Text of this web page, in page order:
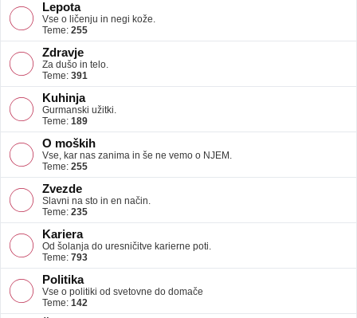
Lepota
Vse o ličenju in negi kože.
Teme: 255
Zdravje
Za dušo in telo.
Teme: 391
Kuhinja
Gurmanski užitki.
Teme: 189
O moških
Vse, kar nas zanima in še ne vemo o NJEM.
Teme: 255
Zvezde
Slavni na sto in en način.
Teme: 235
Kariera
Od šolanja do uresničitve karierne poti.
Teme: 793
Politika
Vse o politiki od svetovne do domače
Teme: 142